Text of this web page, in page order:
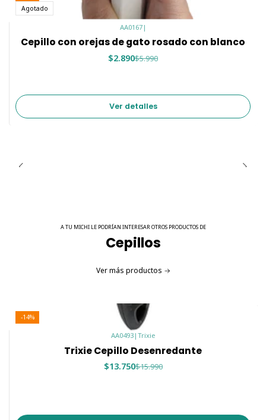
Agotado
AA0167|
Cepillo con orejas de gato rosado con blanco
$2.890$5.990
Ver detalles
A TU MICHI LE PODRÍAN INTERESAR OTROS PRODUCTOS DE
Cepillos
Ver más productos
-14%
AA0493 | Trixie
Trixie Cepillo Desenredante
$13.750$15.990